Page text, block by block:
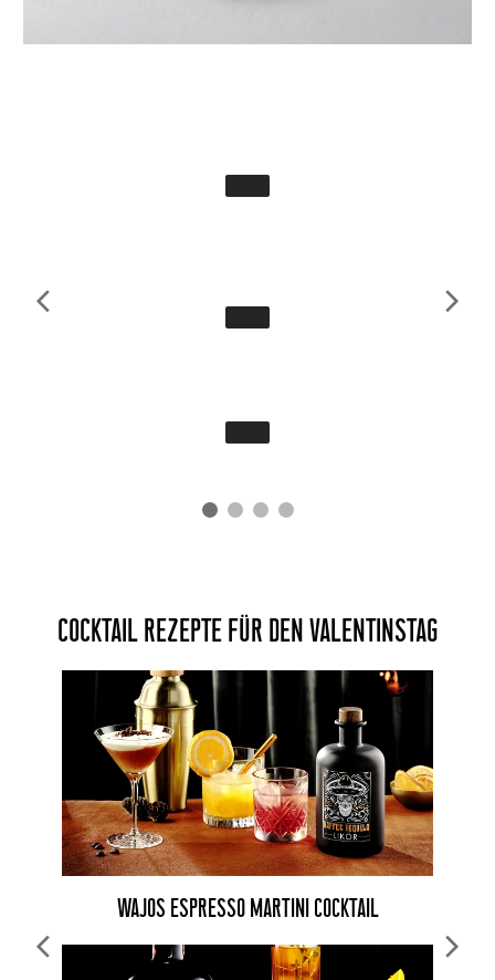
COCKTAIL REZEPTE FÜR DEN VALENTINSTAG
WAJOS ESPRESSO MARTINI COCKTAIL